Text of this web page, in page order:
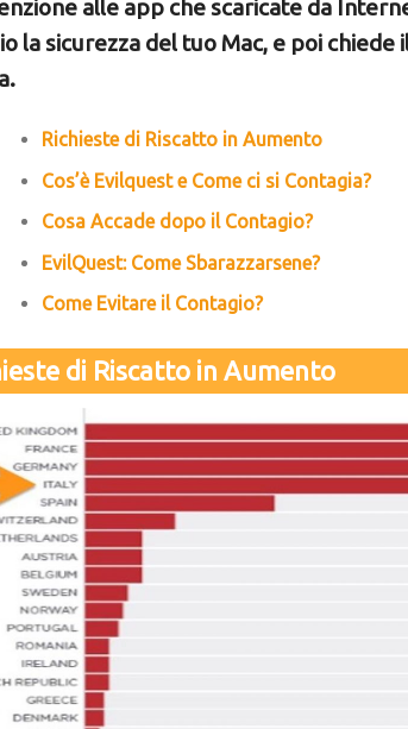
alle app che scaricate da
la sicurezza del tuo Mac, e poi
Richieste di Riscatto in Aumento
Cos’è Evilquest e Come ci si Contagia?
Cosa Accade dopo il Contagio?
EvilQuest: Come Sbarazzarsene?
Come Evitare il Contagio?
di Riscatto in Aumento